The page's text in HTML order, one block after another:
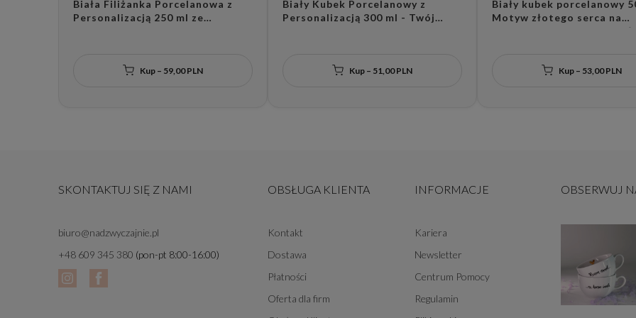
Biała Filiżanka Porcelanowa z
Personalizacją 250 ml ze
Kup – 59,00 PLN
Biały Kubek Porcelanowy z
Personalizacją 300 ml - Twój
Kup – 51,00 PLN
Biały kubek porcelanowy
Motyw złotego serca na
walentynki dla drugiej
Kup – 53,00 PLN
SKONTAKTUJ SIĘ Z NAMI
biuro@nadzwyczajnie.pl
+48 609 345 380 (pon-pt 8:00-16:00)
OBSŁUGA KLIENTA
Kontakt
Dostawa
Płatności
Oferta dla firm
INFORMACJE
Kariera
Newsletter
Centrum Pomocy
Regulamin
OBSERWUJ